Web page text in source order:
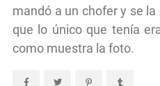
mandó a un chofer y se
que lo único que tenía
como muestra la foto.